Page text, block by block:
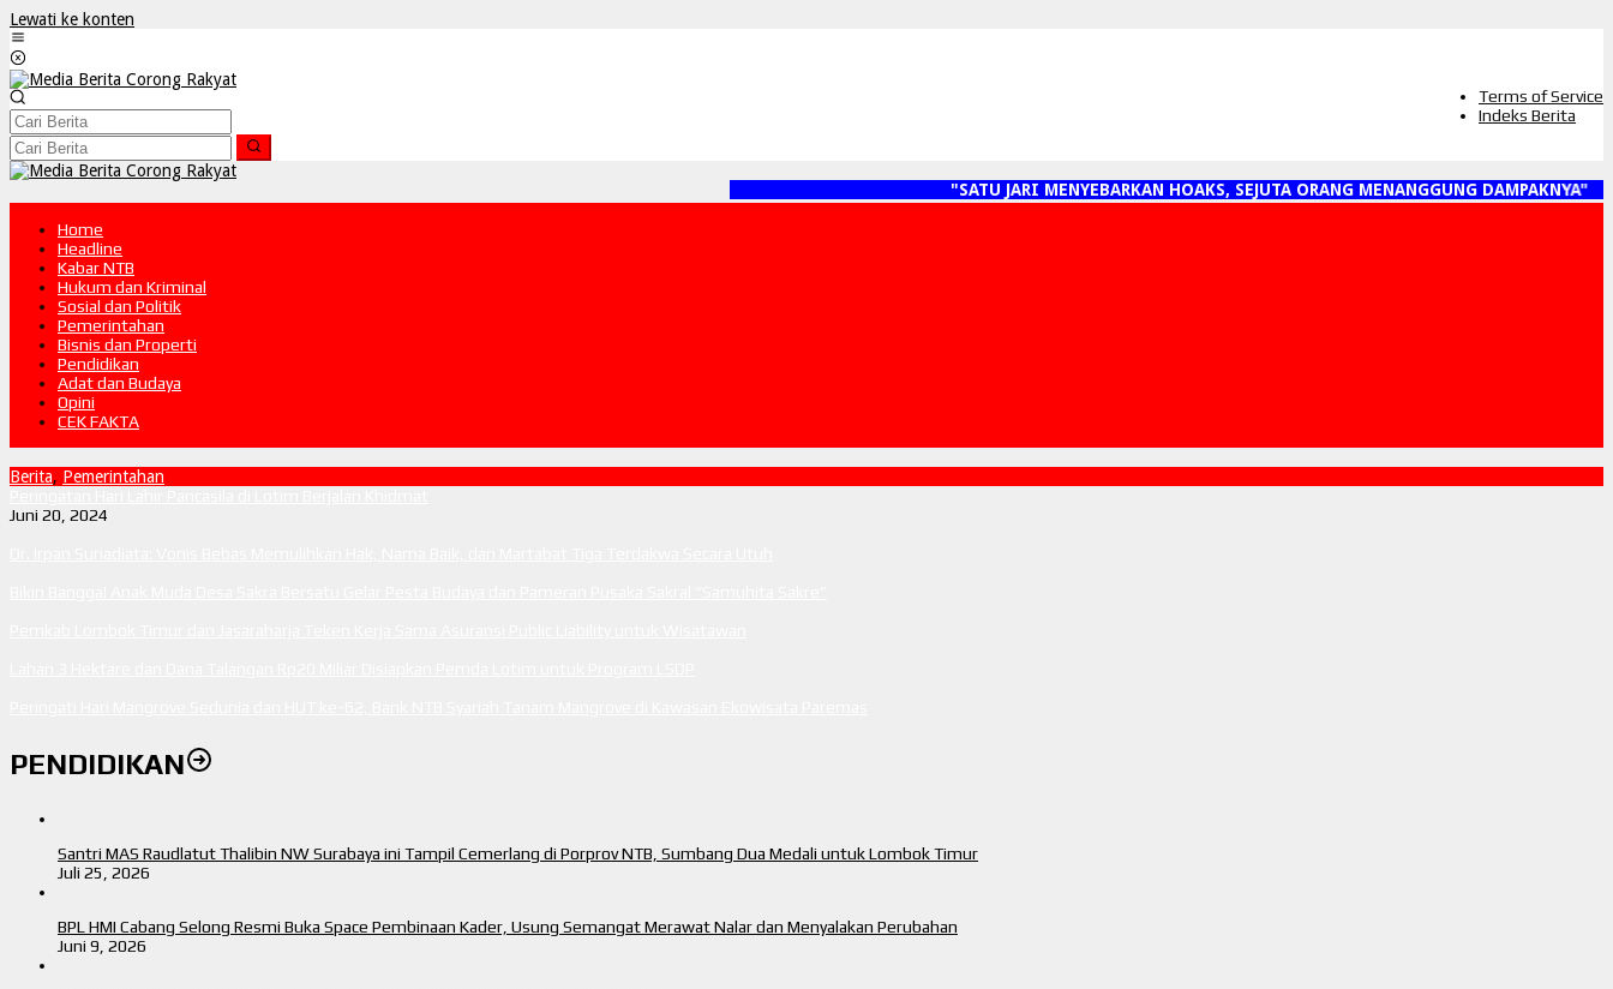
Lewati ke konten
Terms of Service
Indeks Berita
"SATU JARI MENYEBARKAN HOAKS, SEJUTA ORANG MENANGGUNG DAMPAKNYA"
Home
Headline
Kabar NTB
Hukum dan Kriminal
Sosial dan Politik
Pemerintahan
Bisnis dan Properti
Pendidikan
Adat dan Budaya
Opini
CEK FAKTA
Berita, Pemerintahan
Juni 20, 2024
PENDIDIKAN
Santri MAS Raudlatut Thalibin NW Surabaya ini Tampil Cemerlang di Porprov NTB, Sumbang Dua Medali untuk Lombok Timur
Juli 25, 2026
BPL HMI Cabang Selong Resmi Buka Space Pembinaan Kader, Usung Semangat Merawat Nalar dan Menyalakan Perubahan
Juni 9, 2026